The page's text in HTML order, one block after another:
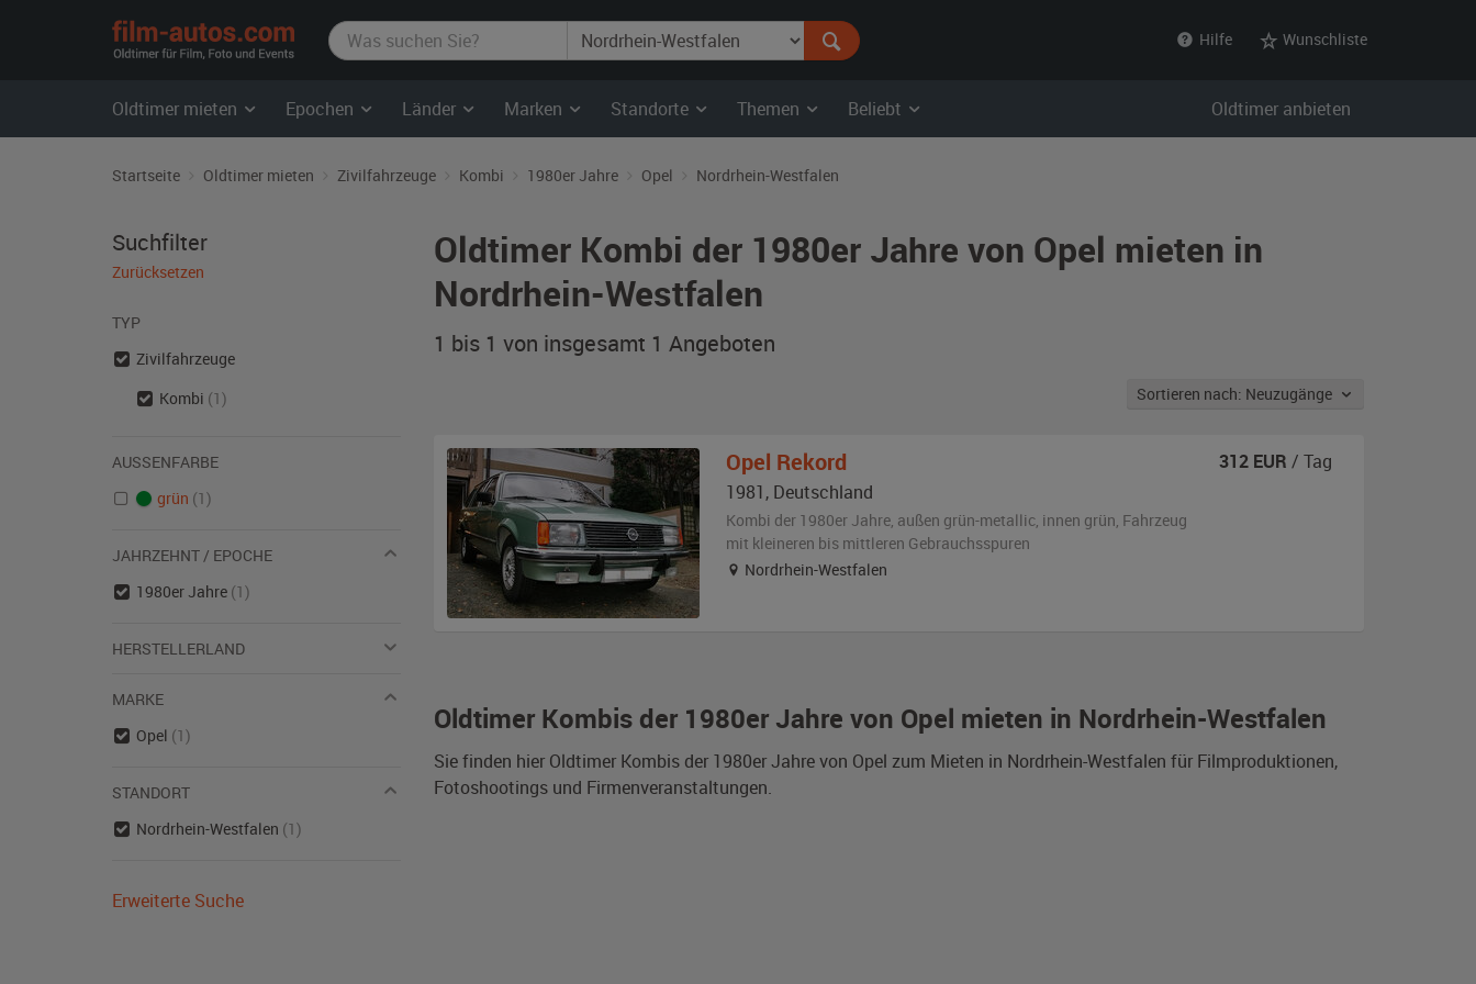
film-
autos.com
Hilfe Wunschliste
Oldtimer mieten Epochen Länder Marken Standorte Themen Beliebt Oldtimer anbieten
Startseite Oldtimer mieten Zivilfahrzeuge Kombi 1980er Jahre Opel Nordrhein-Westfalen
Oldtimer Kombi der 1980er Jahre von Opel mieten in
Nordrhein-Westfalen
1 bis 1 von insgesamt 1 Angeboten
Sortieren nach: Neuzugänge
Oldtimer Kombis der 1980er Jahre von Opel mieten in Nordrhein-Westfalen
Sie finden hier Oldtimer Kombis der 1980er Jahre von Opel zum Mieten in Nordrhein-Westfalen für Filmproduktionen,
Fotoshootings und Firmenveranstaltungen.
Opel Rekord
1981, Deutschland
Kombi der 1980er Jahre, außen grün-metallic, innen grün, Fahrzeug
mit kleineren bis mittleren Gebrauchsspuren
Nordrhein-Westfalen
312 EUR / Tag
Suchfilter
Zurücksetzen
TYP
Zivilfahrzeuge
Kombi (1)
AUSSENFARBE
grün (1)
JAHRZEHNT / EPOCHE
1980er Jahre (1)
HERSTELLERLAND
MARKE
Opel (1)
STANDORT
Nordrhein-Westfalen (1)
Erweiterte Suche